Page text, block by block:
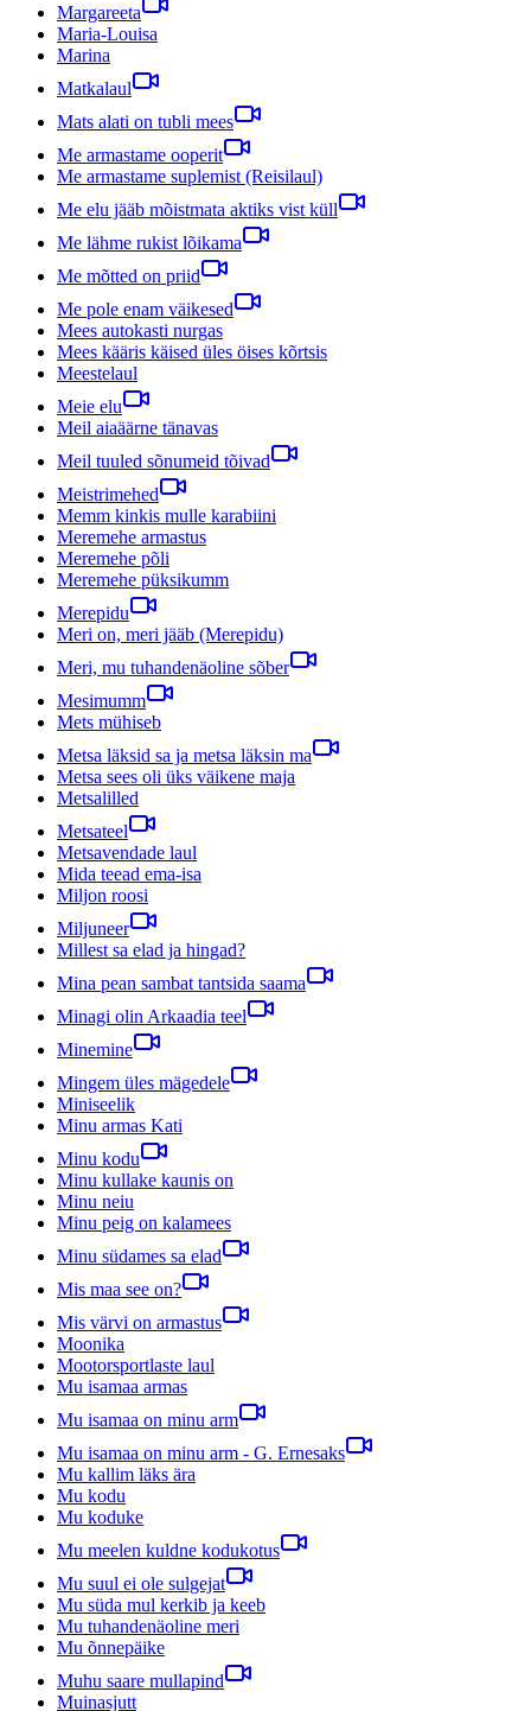
Margareeta
Maria-Louisa
Marina
Matkalaul
Mats alati on tubli mees
Me armastame ooperit
Me armastame suplemist (Reisilaul)
Me elu jääb mõistmata aktiks vist küll
Me lähme rukist lõikama
Me mõtted on priid
Me pole enam väikesed
Mees autokasti nurgas
Mees kääris käised üles öises kõrtsis
Meestelaul
Meie elu
Meil aiaäärne tänavas
Meil tuuled sõnumeid tõivad
Meistrimehed
Memm kinkis mulle karabiini
Meremehe armastus
Meremehe põli
Meremehe püksikumm
Merepidu
Meri on, meri jääb (Merepidu)
Meri, mu tuhandenäoline sõber
Mesimumm
Mets mühiseb
Metsa läksid sa ja metsa läksin ma
Metsa sees oli üks väikene maja
Metsalilled
Metsateel
Metsavendade laul
Mida teead ema-isa
Miljon roosi
Miljuneer
Millest sa elad ja hingad?
Mina pean sambat tantsida saama
Minagi olin Arkaadia teel
Minemine
Mingem üles mägedele
Miniseelik
Minu armas Kati
Minu kodu
Minu kullake kaunis on
Minu neiu
Minu peig on kalamees
Minu südames sa elad
Mis maa see on?
Mis värvi on armastus
Moonika
Mootorsportlaste laul
Mu isamaa armas
Mu isamaa on minu arm
Mu isamaa on minu arm - G. Ernesaks
Mu kallim läks ära
Mu kodu
Mu koduke
Mu meelen kuldne kodukotus
Mu suul ei ole sulgejat
Mu süda mul kerkib ja keeb
Mu tuhandenäoline meri
Mu õnnepäike
Muhu saare mullapind
Muinasjutt